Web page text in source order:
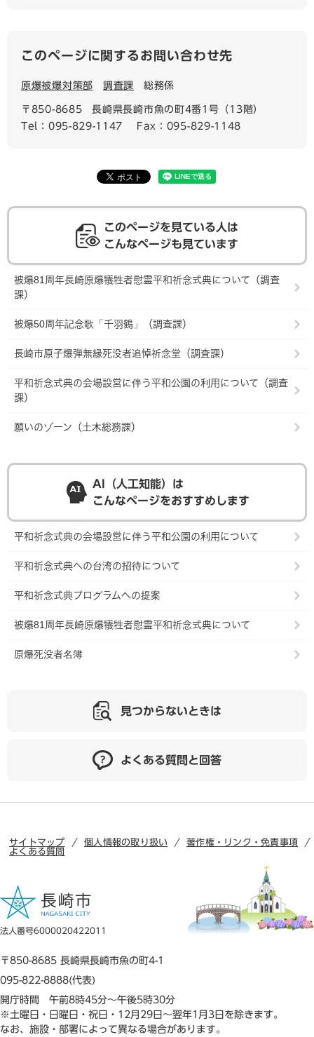
このページに関するお問い合わせ先
原爆被爆対策部 調査課 総務係
〒850-8685
長崎県長崎市魚の町4番1号（13階）
Tel：095-829-1147
Fax：095-829-1148
このページを見ている人は
こんなページも見ています
被爆81周年長崎原爆犠牲者慰霊平和祈念式典について（調査
課）
被爆50周年記念歌「千羽鶴」（調査課）
長崎市原子爆弾無縁死没者追悼祈念堂（調査課）
平和祈念式典の会場設営に伴う平和公園の利用について（調査
課）
願いのゾーン（土木総務課）
AI（人工知能）は
こんなページをおすすめします
平和祈念式典の会場設営に伴う平和公園の利用について
平和祈念式典への台湾の招待について
平和祈念式典プログラムへの提案
被爆81周年長崎原爆犠牲者慰霊平和祈念式典について
原爆死没者名簿
見つからないときは
よくある質問と回答
サイトマップ 個人情報の取り扱い
著作権・リンク・免責事項
よくある質問
法人番号6000020422011
〒850-8685 長崎県長崎市魚の町4-1
095-822-8888(代表)
開庁時間 午前8時45分～午後5時30分
※土曜日・日曜日・祝日・12月29日～翌年1月3日を除きます。
なお、施設・部署によって異なる場合があります。